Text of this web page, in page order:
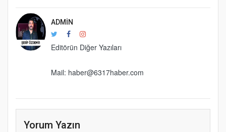
ADMIN
Editörün Diğer Yazıları
Mail: haber@6317haber.com
Yorum Yazın